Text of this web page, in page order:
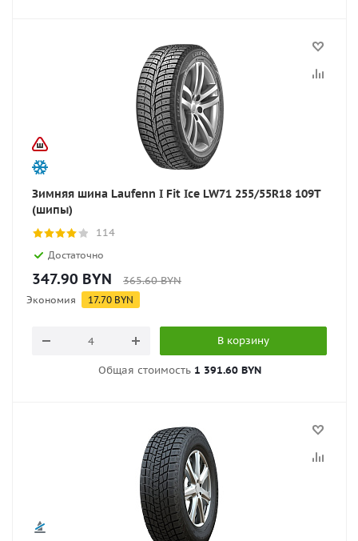
Зимняя шина Laufenn I Fit Ice LW71 255/55R18 109T
(шипы)
114
Достаточно
347.90 BYN 365.60BYN
Экономия 17.70 BYN
В корзину
Общая стоимость 1 391.60 BYN